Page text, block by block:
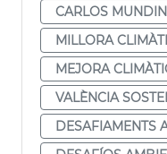
CARLOS
MILLORA
MEJORA
VALÈNCIA
DESAFIAMENTS